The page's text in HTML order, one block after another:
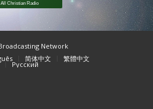
All Christian Radio
Network
简体中文 繁體中文
Pусский